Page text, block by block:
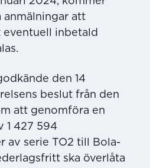
anmälningar att
eventuell inbetald
den 14
beslut från den
att genomföra en
1 427 594
av serie TO2 till Bola­
ska överlåta